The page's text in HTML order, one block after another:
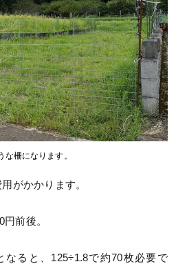
な柵になります。
がかかります。
前後。
なると、125÷1.8で約70枚必要で